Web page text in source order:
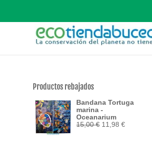
Productos rebajados
Bandana Tortuga
marina -
Oceanarium
15,00€ El
11,98€El